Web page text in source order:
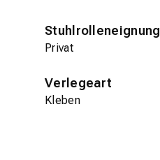
Stuhlrolleneignung
Privat
Verlegeart
Kleben